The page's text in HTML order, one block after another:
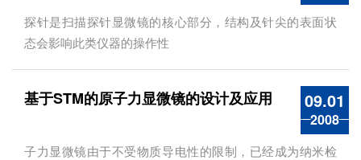
探针是扫描探针显微镜的核心部分，结构及针尖的表面状
态会影响此类仪器的操作性
09.01
2008
基于STM的原子力显微镜的设计及应用
子力显微镜由于不受物质导电性的限制，已经成为纳米检